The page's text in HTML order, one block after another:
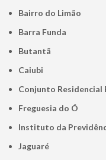
Bairro do Limão
Barra Funda
Butantã
Caiubi
Conjunto
Freguesia do Ó
Instituto da
Jaguaré